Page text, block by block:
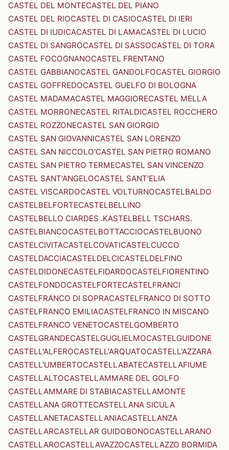
CASTEL DEL MONTECASTEL DEL PIANO
CASTEL DEL RIOCASTEL DI CASIOCASTEL DI IERI
CASTEL DI IUDICACASTEL DI LAMACASTEL DI LUCIO
CASTEL DI SANGROCASTEL DI SASSOCASTEL DI TORA
CASTEL FOCOGNANOCASTEL FRENTANO
CASTEL GABBIANOCASTEL GANDOLFOCASTEL GIORGIO
CASTEL GOFFREDOCASTEL GUELFO DI BOLOGNA
CASTEL MADAMACASTEL MAGGIORECASTEL MELLA
CASTEL MORRONECASTEL RITALDICASTEL ROCCHERO
CASTEL ROZZONECASTEL SAN GIORGIO
CASTEL SAN GIOVANNICASTEL SAN LORENZO
CASTEL SAN NICCOLO'CASTEL SAN PIETRO ROMANO
CASTEL SAN PIETRO TERMECASTEL SAN VINCENZO
CASTEL SANT'ANGELOCASTEL SANT'ELIA
CASTEL VISCARDOCASTEL VOLTURNOCASTELBALDO
CASTELBELFORTECASTELBELLINO
CASTELBELLO CIARDES .KASTELBELL TSCHARS.
CASTELBIANCOCASTELBOTTACCIOCASTELBUONO
CASTELCIVITACASTELCOVATICASTELCUCCO
CASTELDACCIACASTELDELCICASTELDELFINO
CASTELDIDONECASTELFIDARDOCASTELFIORENTINO
CASTELFONDOCASTELFORTECASTELFRANCI
CASTELFRANCO DI SOPRACASTELFRANCO DI SOTTO
CASTELFRANCO EMILIACASTELFRANCO IN MISCANO
CASTELFRANCO VENETOCASTELGOMBERTO
CASTELGRANDECASTELGUGLIELMOCASTELGUIDONE
CASTELL'ALFEROCASTELL'ARQUATOCASTELL'AZZARA
CASTELL'UMBERTOCASTELLABATECASTELLAFIUME
CASTELLALTOCASTELLAMMARE DEL GOLFO
CASTELLAMMARE DI STABIACASTELLAMONTE
CASTELLANA GROTTECASTELLANA SICULA
CASTELLANETACASTELLANIACASTELLANZA
CASTELLARCASTELLAR GUIDOBONOCASTELLARANO
CASTELLAROCASTELLAVAZZOCASTELLAZZO BORMIDA